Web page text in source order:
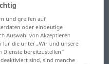
anklicken/antippen)
sexual intercourse
und greifen auf
oder eindeutige
Auswahl von Akzeptieren
für die unter „Wir und unsere
bereitzustellen“
sind, sind manche